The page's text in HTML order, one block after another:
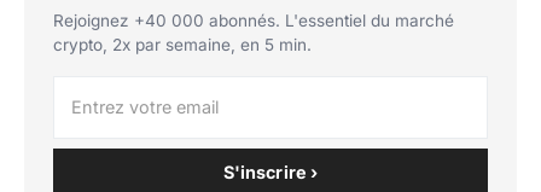
Rejoignez +40 000 abonnés. L'essentiel du marché
crypto, 2x par semaine, en 5 min.
S'inscrire ›